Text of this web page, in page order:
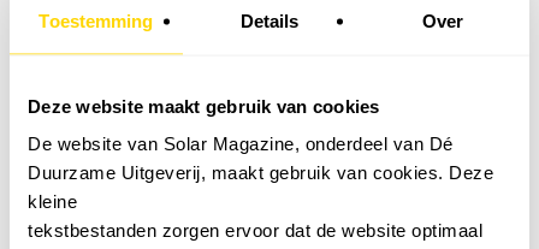
Toestemming Details Over
Deze website maakt gebruik van cookies
De website van Solar Magazine, onderdeel van Dé
Duurzame Uitgeverij, maakt gebruik van cookies. Deze
kleine
tekstbestanden zorgen ervoor dat de website optimaal
Nieuwsbrief
Vacatures
Installateurzoeker
Cookievoorkeuren wijzigen
English